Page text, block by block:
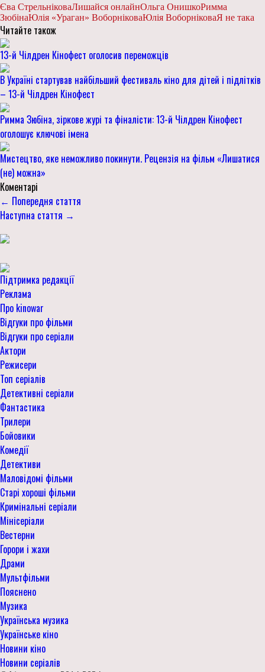
Єва СтрельніковаЛишайся онлайнОльга ОнишкоРимма
ЗюбінаЮлія «Ураган» ВоборніковаЮлія ВоборніковаЯ не така
Читайте також
13-й Чілдрен Кінофест оголосив переможців
В Україні стартував найбільший фестиваль кіно для дітей і підлітків
– 13-й Чілдрен Кінофест
Римма Зюбіна, зіркове журі та фіналісти: 13-й Чілдрен Кінофест
оголошує ключові імена
Мистецтво, яке неможливо покинути. Рецензія на фільм «Лишатися
(не) можна»
Коментарі
← Попередня стаття
Наступна стаття →
Підтримка редакції
Реклама
Про kinowar
Відгуки про фільми
Відгуки про серіали
Актори
Режисери
Топ серіалів
Детективні серіали
Фантастика
Трилери
Бойовики
Комедії
Детективи
Маловідомі фільми
Старі хороші фільми
Кримінальні серіали
Мінісеріали
Вестерни
Горори і жахи
Драми
Мультфільми
Пояснено
Музика
Українська музика
Українське кіно
Новини кіно
Новини серіалів